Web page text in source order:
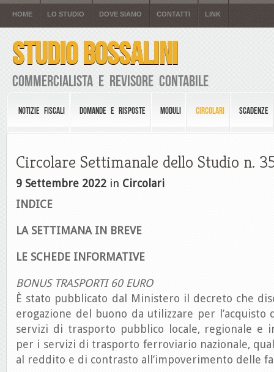
HOME LO STUDIO DOVE SIAMO CONTATTI LINK
STUDIO BOSSALINI
Commercialista e Revisore Contabile
NOTIZIE FISCALI DOMANDE E RISPOSTE MODULI CIRCOLARI SCADENZE
Circolare Settimanale dello Studio n.
9 Settembre 2022 in Circolari
INDICE
LA SETTIMANA IN BREVE
LE SCHEDE INFORMATIVE
BONUS TRASPORTI 60 EURO
È stato pubblicato dal Ministero il decreto che
erogazione del buono da utilizzare per
servizi di trasporto pubblico locale, regionale e
per i servizi di trasporto ferroviario nazionale,
al reddito e di contrasto all’impoverimento delle